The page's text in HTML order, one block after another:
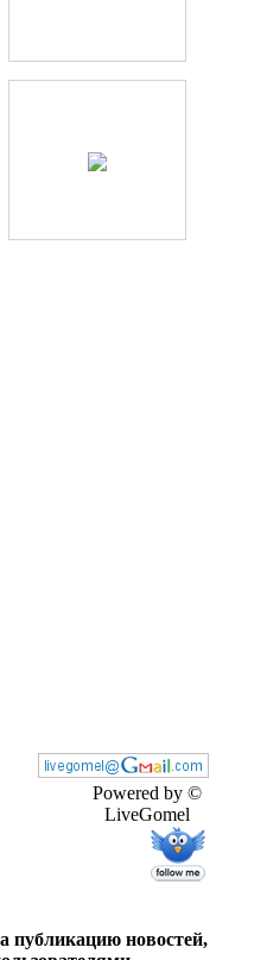
Powered by ©
LiveGomel
публикацию новостей,